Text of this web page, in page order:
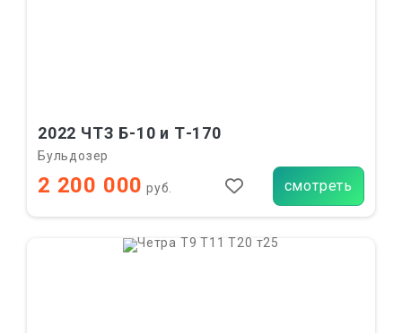
2022 ЧТЗ Б-10 и Т-170
Бульдозер
2 200 000 руб. смотреть